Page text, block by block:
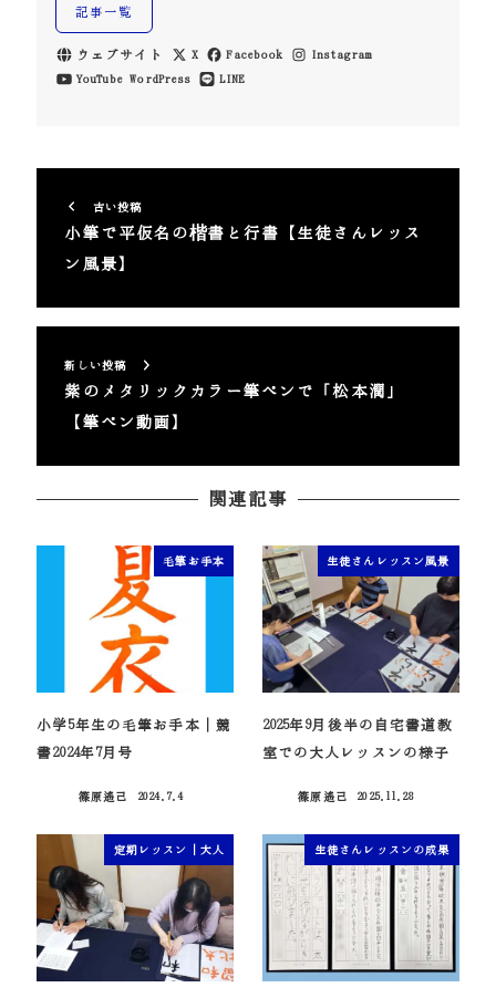
記事一覧
ウェブサイト X Facebook
Instagram
YouTube WordPress LINE
古い投稿
小筆で平仮名の楷書と行書【生徒さんレッス
ン風景】
新しい投稿
紫のメタリックカラー筆ペンで「松本潤」
【筆ペン動画】
関連記事
毛筆お手本
小学5年生の毛筆お手本｜競
書2024年7月号
篠原遙己
2024.7.4
生徒さんレッスン風景
2025年9月後半の自宅書道教
室での大人レッスンの様子
篠原遙己
2025.11.28
定期レッスン｜大人 生徒さんレッスンの成果